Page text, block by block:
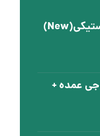
قیمت یخدان پلاستیکی(New)
عمده +